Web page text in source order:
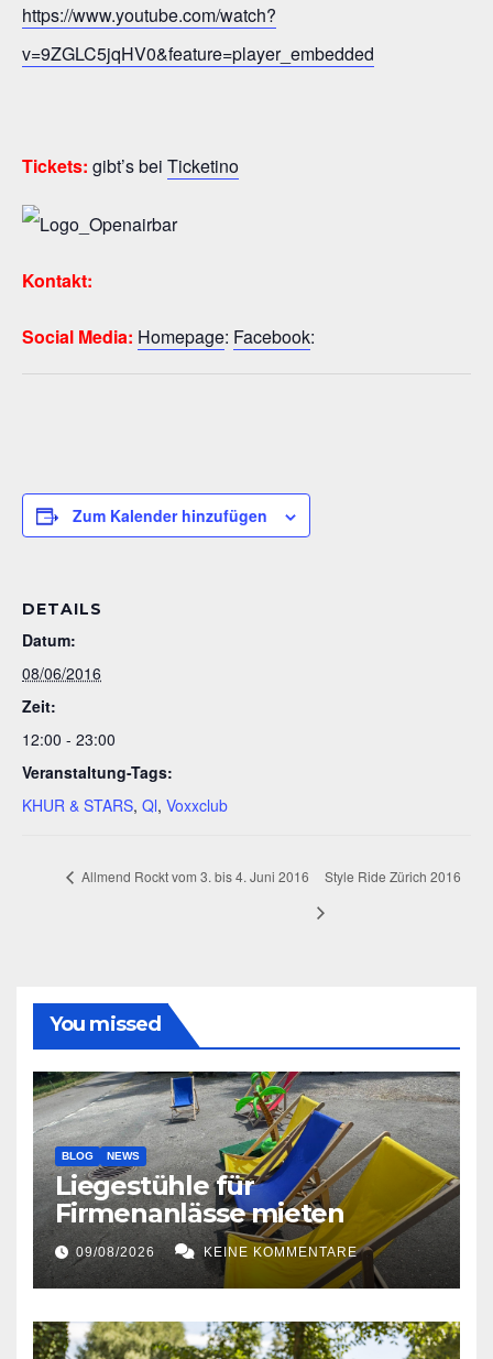
https://www.youtube.com/watch?
v=9ZGLC5jqHV0&feature=player_embedded
Tickets: gibt’s bei Ticketino
Kontakt:
Social Media: Homepage: Facebook:
Zum Kalender hinzufügen
DETAILS
Datum:
08/06/2016
Zeit:
12:00 - 23:00
Veranstaltung-Tags:
KHUR & STARS, Ql, Voxxclub
Allmend Rockt vom 3. bis 4. Juni 2016 Style Ride Zürich 2016
You missed
BLOG NEWS
Liegestühle für
Firmenanlässe mieten
09/08/2026 KEINE KOMMENTARE